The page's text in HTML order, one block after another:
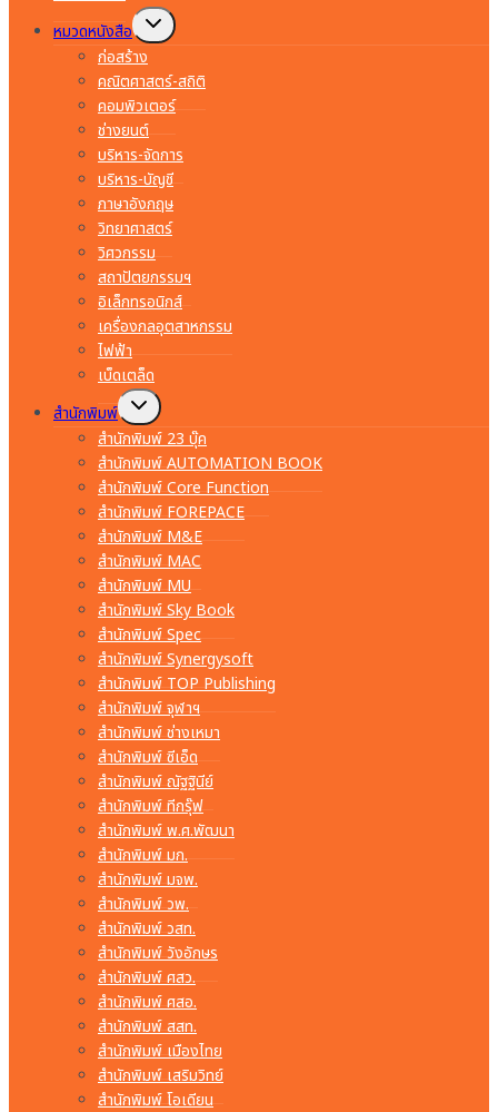
หมวดหนังสือ
Toggle
child
menu
ก่อสร้าง
คณิตศาสตร์-สถิติ
คอมพิวเตอร์
ช่างยนต์
บริหาร-จัดการ
บริหาร-บัญชี
ภาษาอังกฤษ
วิทยาศาสตร์
วิศวกรรม
สถาปัตยกรรมฯ
อิเล็กทรอนิกส์
เครื่องกลอุตสาหกรรม
ไฟฟ้า
เบ็ดเตล็ด
สำนักพิมพ์
Toggle
child
menu
สำนักพิมพ์ 23 บุ๊ค
สำนักพิมพ์ AUTOMATION BOOK
สำนักพิมพ์ Core Function
สำนักพิมพ์ FOREPACE
สำนักพิมพ์ M&E
สำนักพิมพ์ MAC
สำนักพิมพ์ MU
สำนักพิมพ์ Sky Book
สำนักพิมพ์ Spec
สำนักพิมพ์ Synergysoft
สำนักพิมพ์ TOP Publishing
สำนักพิมพ์ จุฬาฯ
สำนักพิมพ์ ช่างเหมา
สำนักพิมพ์ ซีเอ็ด
สำนักพิมพ์ ณัฐฐินีย์
สำนักพิมพ์ ทีกรุ๊ฟ
สำนักพิมพ์ พ.ศ.พัฒนา
สำนักพิมพ์ มก.
สำนักพิมพ์ มจพ.
สำนักพิมพ์ วพ.
สำนักพิมพ์ วสท.
สำนักพิมพ์ วังอักษร
สำนักพิมพ์ ศสว.
สำนักพิมพ์ ศสอ.
สำนักพิมพ์ สสท.
สำนักพิมพ์ เมืองไทย
สำนักพิมพ์ เสริมวิทย์
สำนักพิมพ์ โอเดียน